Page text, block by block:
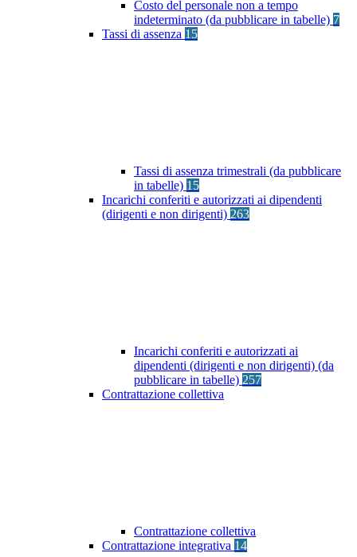
Costo del personale non a tempo
indeterminato (da pubblicare in tabelle) 7
Tassi di assenza 15
Tassi di assenza trimestrali (da pubblicare
in tabelle) 15
Incarichi conferiti e autorizzati ai dipendenti
(dirigenti e non dirigenti) 263
Incarichi conferiti e autorizzati ai
dipendenti (dirigenti e non dirigenti) (da
pubblicare in tabelle) 257
Contrattazione collettiva
Contrattazione collettiva
Contrattazione integrativa 14